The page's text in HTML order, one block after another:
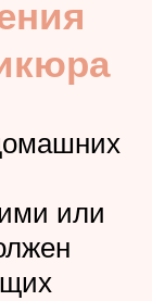
или